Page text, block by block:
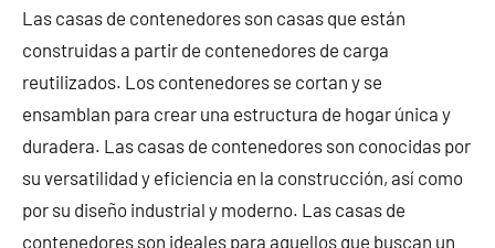
Las casas de contenedores son casas que están
construidas a partir de contenedores de carga
reutilizados. Los contenedores se cortan y se
ensamblan para crear una estructura de hogar única y
duradera. Las casas de contenedores son conocidas por
su versatilidad y eficiencia en la construcción, así como
por su diseño industrial y moderno. Las casas de
contenedores son ideales para aquellos que buscan un